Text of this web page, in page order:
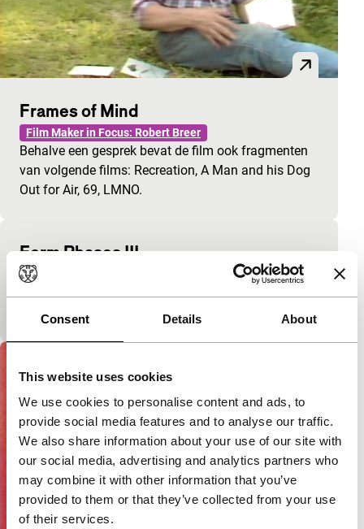
Consent Details About
This website uses cookies
We use cookies to personalise content and ads, to
provide social media features and to analyse our traffic.
We also share information about your use of our site with
our social media, advertising and analytics partners who
may combine it with other information that you’ve
provided to them or that they’ve collected from your use
of their services.
Frames of Mind
Film Maker in Focus: Robert Breer
Behalve een gesprek bevat de film ook fragmenten
van volgende films: Recreation, A Man and his Dog
Out for Air, 69, LMNO.
Form Phases III
Film Maker in Focus: Robert Breer
papier geknipt bewegen tegenover een achtergrond.